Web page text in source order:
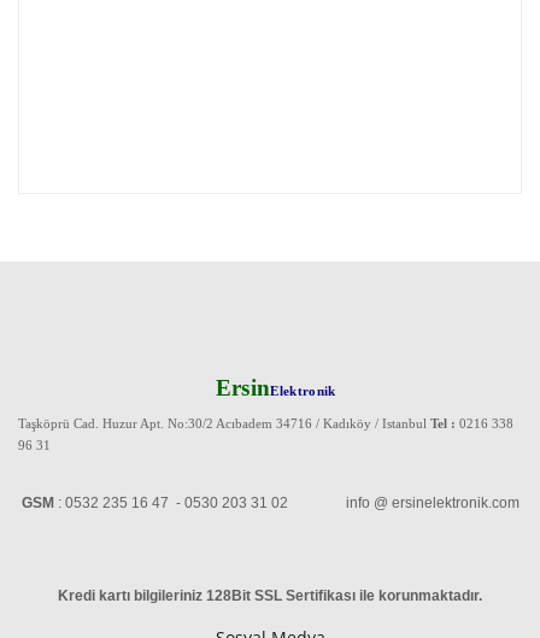
ErsinElektronik
Taşköprü Cad. Huzur Apt. No:30/2 Acıbadem 34716 / Kadıköy / Istanbul Tel : 0216 338
96 31
GSM : 0532 235 16 47 - 0530 203 31 02 info @ ersinelektronik.com
Kredi kartı bilgileriniz 128Bit SSL Sertifikası ile korunmaktadır.